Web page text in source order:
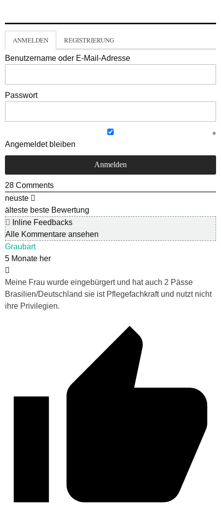
ANMELDEN REGISTRIERUNG
Benutzername oder E-Mail-Adresse
Passwort
Angemeldet bleiben
28 Comments
neuste
älteste beste Bewertung
Inline Feedbacks
Alle Kommentare ansehen
Graubart
5 Monate her
Meine Frau wurde eingebürgert und hat auch 2 Pässe
Brasilien/Deutschland sie ist Pflegefachkraft und nutzt nicht
ihre Privilegien.